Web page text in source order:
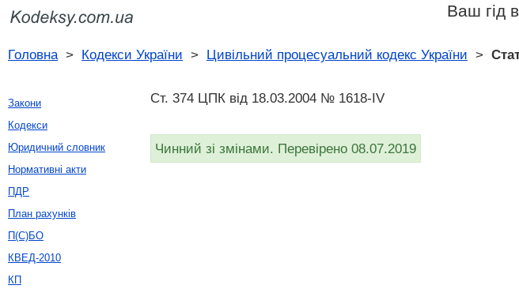
Ваш гід
Головна> Кодекси України > Цивільний процесуальний кодекс України >
Ст. 374 ЦПК від 18.03.2004 № 1618-IV
Чинний зі змінами. Перевірено 08.07.2019
Закони
Кодекси
Юридичний словник
Нормативні акти
ПДР
План рахунків
П(С)БО
КВЕД-2010
КП